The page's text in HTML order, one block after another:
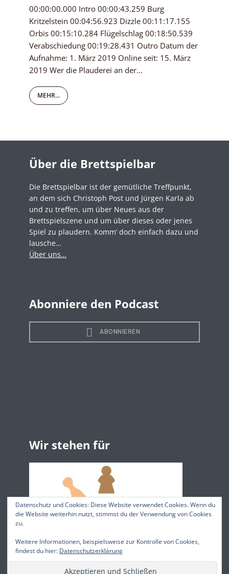
00:00:00.000 Intro 00:00:43.259 Burg
Kritzelstein 00:04:56.923 Dizzle 00:11:17.155
Orbis 00:15:10.284 Flügelschlag 00:18:50.539
Verabschiedung 00:19:28.431 Outro Datum der
Aufnahme: 1. März 2019 Online seit: 15. März
2019 Wer die Plauderei an der...
MEHR...
Über die Brettspielbar
Die Brettspielbar ist der gemütliche Treffpunkt,
an dem sich Christoph Post und Jürgen Karla ab
und zu treffen, um über Neues aus der
Brettspielszene und um über dieses oder jenes
Spiel zu plaudern. Komm‘ doch einfach dazu und
lausche…
Über uns…
Abonniere den Podcast
Wir stehen für
Datenschutz und Cookies: Diese Website verwendet Cookies. Wenn du
die Website weiterhin nutzt, stimmst du der Verwendung von Cookies
zu.
Weitere Informationen, beispielsweise zur Kontrolle von Cookies,
findest du hier: Datenschutzerklärung